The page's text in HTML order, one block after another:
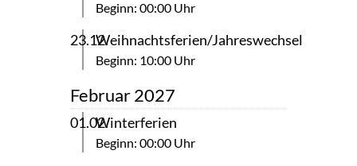
Beginn: 00:00 Uhr
23.12.Weihnachtsferien/Jahreswechsel
Beginn: 10:00 Uhr
Februar 2027
01.02.Winterferien
Beginn: 00:00 Uhr